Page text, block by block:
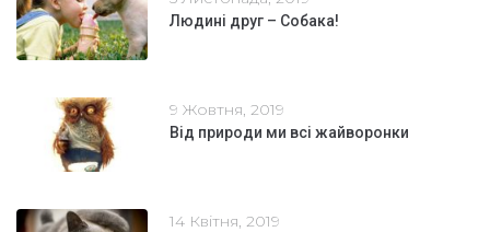
Людині друг – Собака!
9 Жовтня, 2019
Від природи ми всі жайворонки
14 Квітня, 2019